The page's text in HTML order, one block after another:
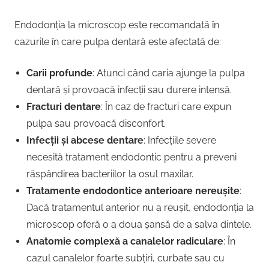
Endodonția la microscop este recomandată în
cazurile în care pulpa dentară este afectată de:
Carii profunde: Atunci când caria ajunge la pulpa
dentară și provoacă infecții sau durere intensă.
Fracturi dentare: În caz de fracturi care expun
pulpa sau provoacă disconfort.
Infecții și abcese dentare: Infecțiile severe
necesită tratament endodontic pentru a preveni
răspândirea bacteriilor la osul maxilar.
Tratamente endodontice anterioare nereușite:
Dacă tratamentul anterior nu a reușit, endodonția la
microscop oferă o a doua șansă de a salva dintele.
Anatomie complexă a canalelor radiculare: În
cazul canalelor foarte subțiri, curbate sau cu